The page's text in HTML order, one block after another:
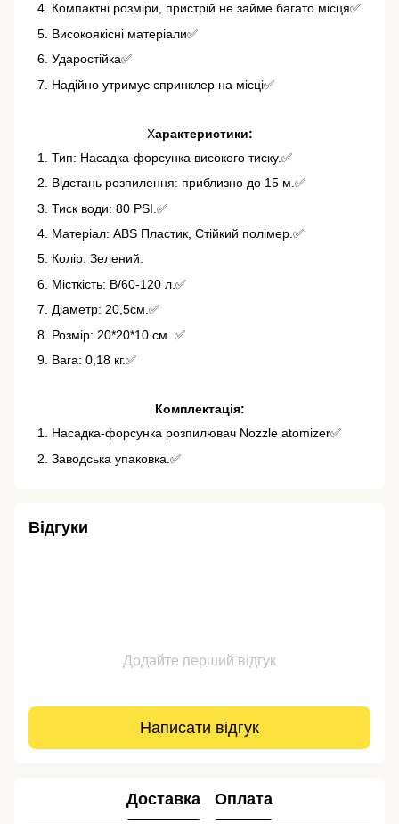
Компактні розміри, пристрій не займе багато місця✅
Високоякісні матеріали✅
Ударостійка✅
Надійно утримує спринклер на місці✅
Характеристики:
Тип: Насадка-форсунка високого тиску.✅
Відстань розпилення: приблизно до 15 м.✅
Тиск води: 80 PSI.✅
Матеріал: ABS Пластик, Стійкий полімер.✅
Колір: Зелений.
Місткість: В/60-120 л.✅
Діаметр: 20,5см.✅
Розмір: 20*20*10 см. ✅
Вага: 0,18 кг.✅
Комплектація:
Насадка-форсунка розпилювач Nozzle atomizer✅
Заводська упаковка.✅
Відгуки
Додайте перший відгук
Написати відгук
Доставка Оплата